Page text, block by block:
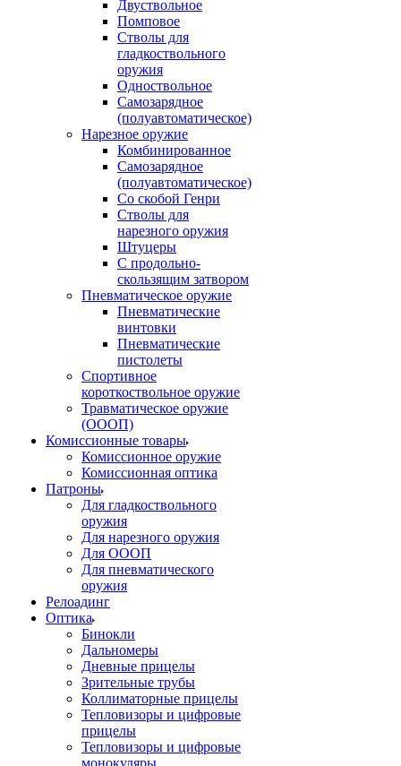
Двуствольное
Помповое
Стволы для
гладкоствольного
оружия
Одноствольное
Самозарядное
(полуавтоматическое)
Нарезное оружие
Комбинированное
Самозарядное
(полуавтоматическое)
Со скобой Генри
Стволы для
нарезного оружия
Штуцеры
С продольно-
скользящим затвором
Пневматическое оружие
Пневматические
винтовки
Пневматические
пистолеты
Спортивное
короткоствольное оружие
Травматическое оружие
(ОООП)
Комиссионные товары
Комиссионное оружие
Комиссионная оптика
Патроны
Для гладкоствольного
оружия
Для нарезного оружия
Для ОООП
Для пневматического
оружия
Релоадинг
Оптика
Бинокли
Дальномеры
Дневные прицелы
Зрительные трубы
Коллиматорные прицелы
Тепловизоры и цифровые
прицелы
Тепловизоры и цифровые
монокуляры